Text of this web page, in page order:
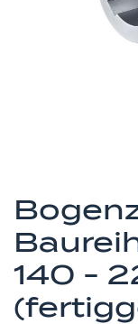
140 -
Anfang
der
Bildergalerie
springen